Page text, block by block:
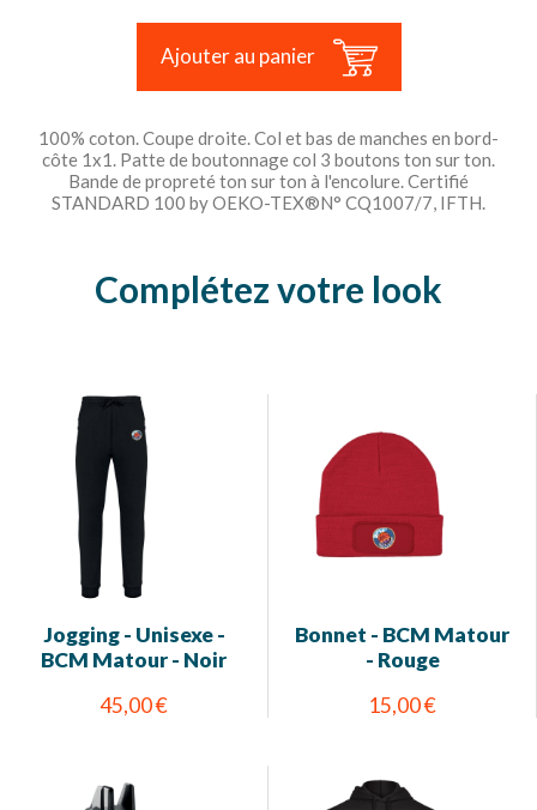
Ajouter au panier
100% coton. Coupe droite. Col et bas de manches en bord-
côte 1x1. Patte de boutonnage col 3 boutons ton sur ton.
Bande de propreté ton sur ton à l'encolure. Certifié
STANDARD 100 by OEKO-TEX®N° CQ1007/7, IFTH.
Complétez votre look
Jogging - Unisexe -
BCM Matour - Noir
45,00 €
Bonnet - BCM Matour
- Rouge
15,00 €